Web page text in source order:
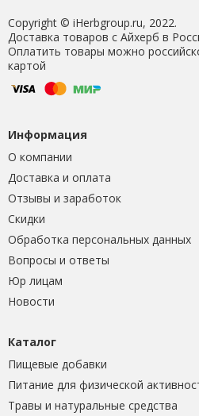
Copyright © iHerbgroup.ru, 2022.
Доставка товаров с Айхерб в
Оплатить товары можно
картой
Информация
О компании
Доставка и оплата
Отзывы и заработок
Скидки
Обработка персональных данных
Вопросы и ответы
Юр лицам
Новости
Каталог
Пищевые добавки
Питание для физической
Травы и натуральные средства